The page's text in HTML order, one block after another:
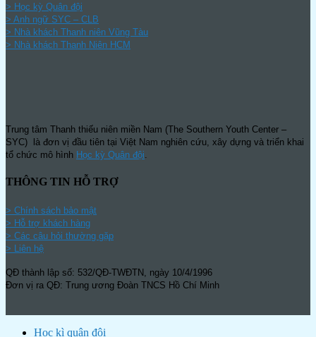
> Học kỳ Quân đội
> Anh ngữ SYC – CLB
> Nhà khách Thanh niên Vũng Tàu
> Nhà khách Thanh Niên HCM
Trung tâm Thanh thiếu niên miền Nam (The Southern Youth Center –
SYC) là đơn vị đầu tiên tại Việt Nam nghiên cứu, xây dựng và triển khai
tổ chức mô hình Học kỳ Quân đội
THÔNG TIN HỖ TRỢ
> Chính sách bảo mật
> Hỗ trợ khách hàng
> Các câu hỏi thường gặp
> Liên hệ
QĐ thành lập số: 532/QĐ-TWĐTN, ngày 10/4/1996
Đơn vị ra QĐ: Trung ương Đoàn TNCS Hồ Chí Minh
Học kì quân đội